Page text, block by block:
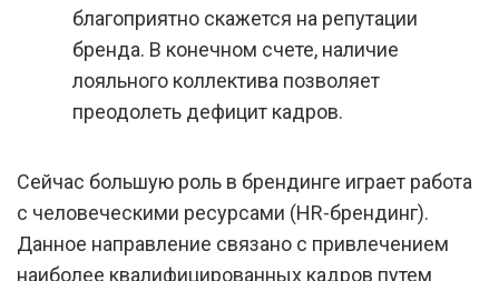
благоприятно скажется на репутации
бренда. В конечном счете, наличие
лояльного коллектива позволяет
преодолеть дефицит кадров.
Сейчас большую роль в брендинге играет работа
с человеческими ресурсами (HR-брендинг).
Данное направление связано с привлечением
наиболее квалифицированных кадров путем